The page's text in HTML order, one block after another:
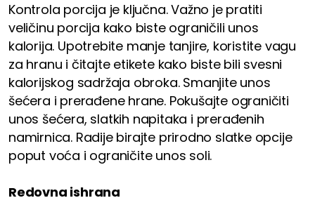
Kontrola porcija je ključna. Važno je pratiti
veličinu porcija kako biste ograničili unos
kalorija. Upotrebite manje tanjire, koristite vagu
za hranu i čitajte etikete kako biste bili svesni
kalorijskog sadržaja obroka. Smanjite unos
šećera i prerađene hrane. Pokušajte ograničiti
unos šećera, slatkih napitaka i prerađenih
namirnica. Radije birajte prirodno slatke opcije
poput voća i ograničite unos soli.
Redovna ishrana